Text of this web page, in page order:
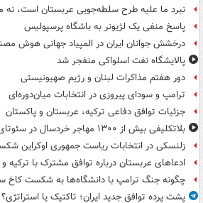
نبرد ما علیه طرح سلطه‌جویی عربستان است،
پاسخ منفی یک لژیونر به باشگاه پرسپولیس
درخشش جوانان ایران در المپیاد جهانی هوش
پالایشگاه نفت اسلواکی منفجر شد
دور هفتم مذاکرات لبنان و رژیم صهیونیستی
ترامپ و سودای پیروزی در انتخابات میان‌دوره‌ای
جزئیات توافق دفاعی ترکیه، عربستان و پاکستان
بلاتکلیفی بیش از ۱۳۰۰ مهاجر خردسال در سئوتای اسپانیا
زلنسکی در انتخابات ریاست جمهوری اوکراین
ادعاهای عربستان درباره توافق مشترک با ترکیه
چگونه جنگ ترامپ با دانشگاه‌ها به شکست کاخ
پشت پرده توافق جدید ایران؛ تاکتیک یا استراتژی؟